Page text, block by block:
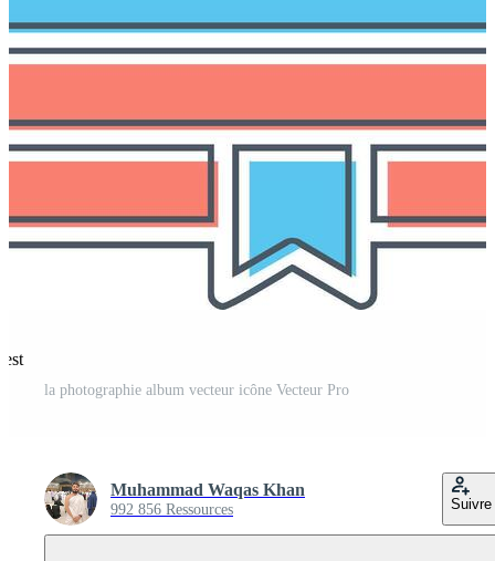
la photographie album vecteur icône Vecteur Pro
Muhammad Waqas Khan
992 856 Ressources Suivre